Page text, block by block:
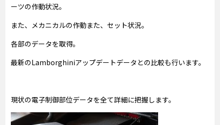
ーツの作動状況。
また、メカニカルの作動また、セット状況。
各部のデータを取得。
最新のLamborghiniアップデートデータとの比較も行います。
現状の電子制御部位データを全て詳細に把握します。